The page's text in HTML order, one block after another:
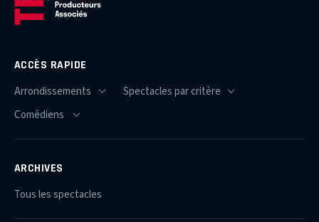
ACCÈS RAPIDE
ARCHIVES
Tous les spectacles